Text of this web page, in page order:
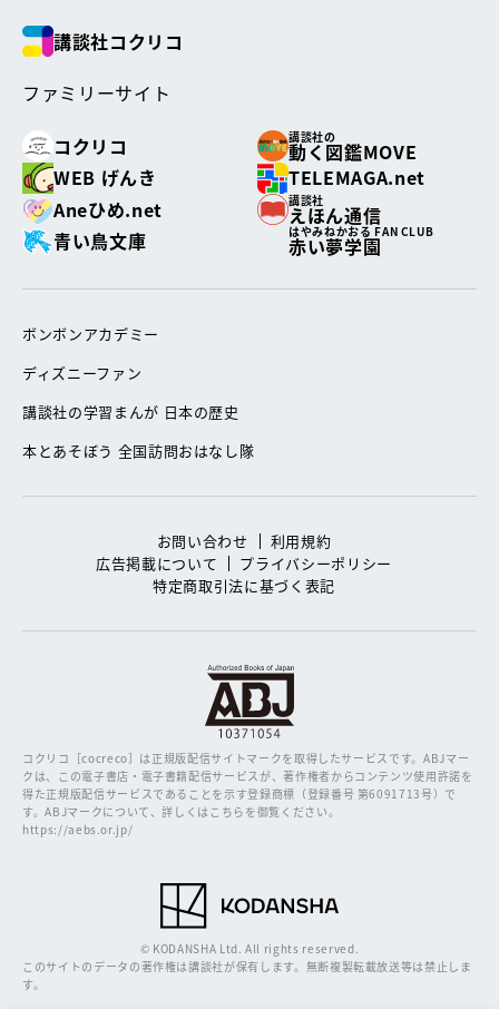
講談社コクリコ
ファミリーサイト
コクリコ
講談社の
動く図鑑MOVE
WEB げんき
TELEMAGA.net
Aneひめ.net
講談社
えほん通信
青い鳥文庫
はやみねかおる FAN CLUB
赤い夢学園
ボンボンアカデミー
ディズニーファン
講談社の学習まんが 日本の歴史
本とあそぼう 全国訪問おはなし隊
お問い合わせ
利用規約
広告掲載について
プライバシーポリシー
特定商取引法に基づく表記
コクリコ［cocreco］は正規版配信サイトマークを取得したサービスです。ABJマー
クは、この電子書店・電子書籍配信サービスが、著作権者からコンテンツ使用許諾を
得た正規版配信サービスであることを示す登録商標（登録番号 第6091713号）で
す。ABJマークについて、詳しくはこちらを御覧ください。
https://aebs.or.jp/
© KODANSHA Ltd. All rights reserved.
このサイトのデータの著作権は講談社が保有します。無断複製転載放送等は禁止しま
す。